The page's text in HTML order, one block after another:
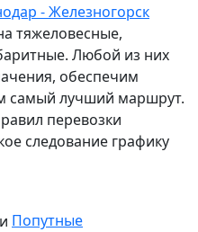
- Железногорск
тяжеловесные,
Любой из них
обеспечим
самый лучший маршрут.
перевозки
следование графику
Попутные